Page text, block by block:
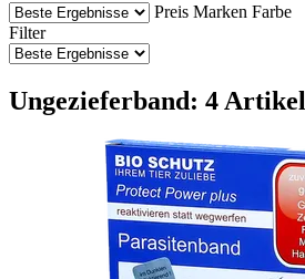
Preis Marken Farbe
Filter
Ungezieferband: 4 Artikel